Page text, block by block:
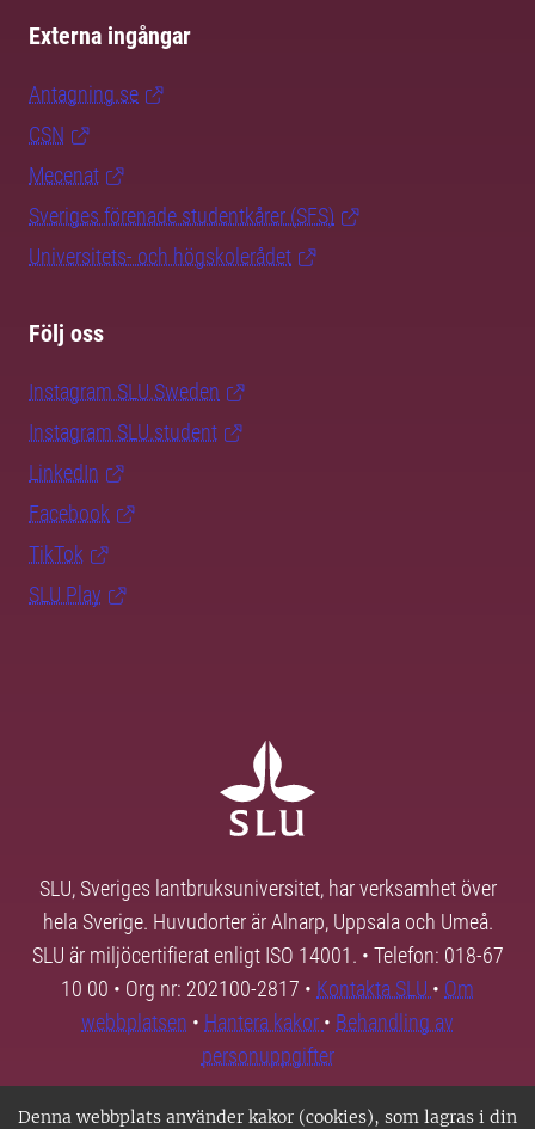
Denna webbplats använder kakor (cookies), som lagras i din
Externa ingångar
Antagning.se
CSN
Mecenat
Sveriges förenade studentkårer (SFS)
Universitets- och högskolerådet
Följ oss
Instagram SLU.Sweden
Instagram SLU.student
LinkedIn
Facebook
TikTok
SLU Play
SLU, Sveriges lantbruksuniversitet, har verksamhet över
hela Sverige. Huvudorter är Alnarp, Uppsala och Umeå.
SLU är miljöcertifierat enligt ISO 14001. • Telefon: 018-67
10 00 • Org nr: 202100-2817 • Kontakta SLU • Om
webbplatsen • Hantera kakor • Behandling av
personuppgifter